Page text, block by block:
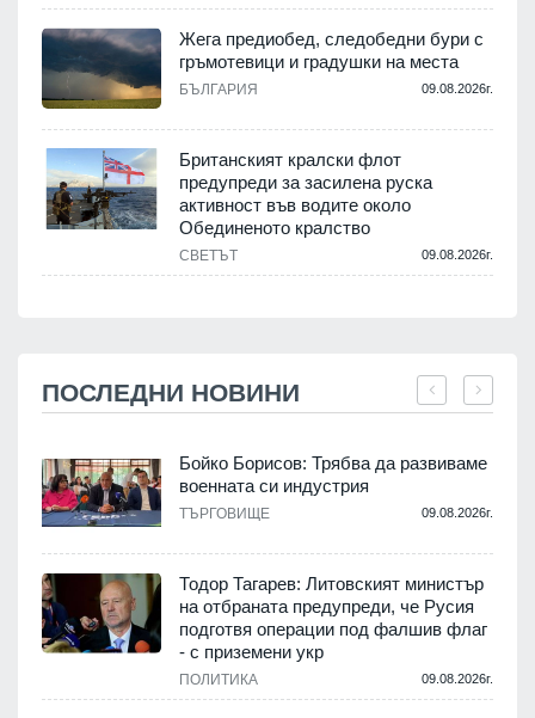
Жега предиобед, следобедни бури с
гръмотевици и градушки на места
БЪЛГАРИЯ 09.08.2026г.
Британският кралски флот
предупреди за засилена руска
активност във водите около
Обединеното кралство
СВЕТЪТ 09.08.2026г.
ПОСЛЕДНИ НОВИНИ
Бойко Борисов: Трябва да развиваме
военната си индустрия
ТЪРГОВИЩЕ 09.08.2026г.
Тодор Тагарев: Литовският министър
на отбраната предупреди, че Русия
подготвя операции под фалшив флаг
- с приземени укр
ПОЛИТИКА 09.08.2026г.